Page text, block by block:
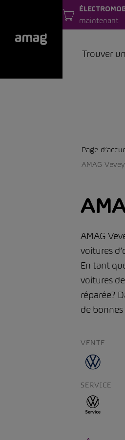
maintenant
Trouver
Page
AMAG Vevey
AMAG
voitures
En tant
voitures
réparée?
de
VENTE
SERVICE